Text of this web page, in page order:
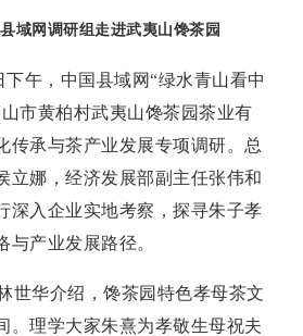
域网调研组走进武夷山馋茶园
下午，中国县域网“绿水青山看中
市黄柏村武夷山馋茶园茶业有
传承与茶产业发展专项调研。总
立娜，经济发展部副主任张伟和
深入企业实地考察，探寻朱子孝
与产业发展路径。
世华介绍，馋茶园特色孝母茶文
。理学大家朱熹为孝敬生母祝夫